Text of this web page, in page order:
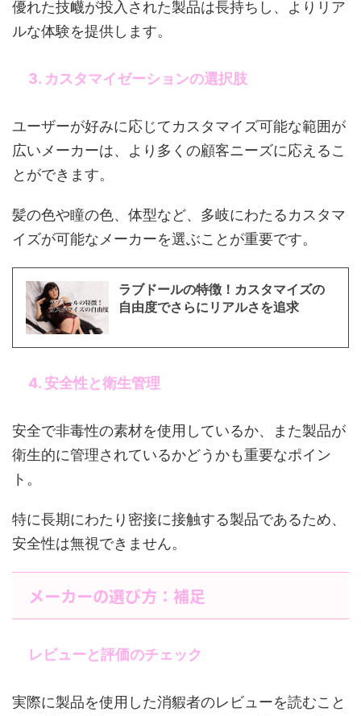
優れた技衊が投入された製品は長持ちし、よりリア
ルな体験を提供します。
3. カスタマイゼーションの選択肢
ユーザーが好みに応じてカスタマイズ可能な範囲が
広いメーカーは、より多くの顧客ニーズに応えるこ
とができます。
髪の色や瞳の色、体型など、多岐にわたるカスタマ
イズが可能なメーカーを選ぶことが重要です。
ラブドールの特徴！カスタマイズの
自由度でさらにリアルさを追求
4. 安全性と衛生管理
安全で非毒性の素材を使用しているか、また製品が
衛生的に管理されているかどうかも重要なポイン
ト。
特に長期にわたり密接に接触する製品であるため、
安全性は無視できません。
メーカーの選び方：補足
レビューと評価のチェック
実際に製品を使用した消貑者のレビューを読むこと